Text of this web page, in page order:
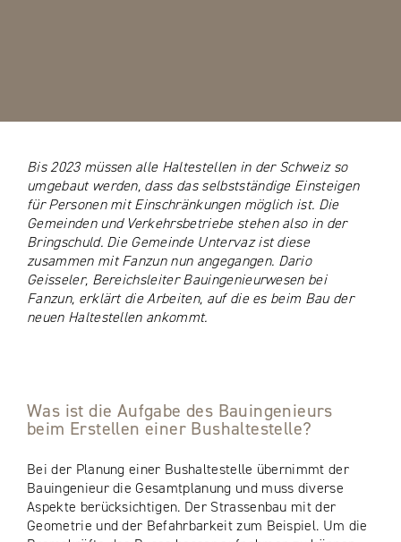
Bis 2023 müssen alle Haltestellen in der Schweiz so
umgebaut werden, dass das selbstständige Einsteigen
für Personen mit Einschränkungen möglich ist. Die
Gemeinden und Verkehrsbetriebe stehen also in der
Bringschuld. Die Gemeinde Untervaz ist diese
zusammen mit Fanzun nun angegangen. Dario
Geisseler, Bereichsleiter Bauingenieurwesen bei
Fanzun, erklärt die Arbeiten, auf die es beim Bau der
neuen Haltestellen ankommt.
Was ist die Aufgabe des Bauingenieurs
beim Erstellen einer Bushaltestelle?
Bei der Planung einer Bushaltestelle übernimmt der
Bauingenieur die Gesamtplanung und muss diverse
Aspekte berücksichtigen. Der Strassenbau mit der
Geometrie und der Befahrbarkeit zum Beispiel. Um die